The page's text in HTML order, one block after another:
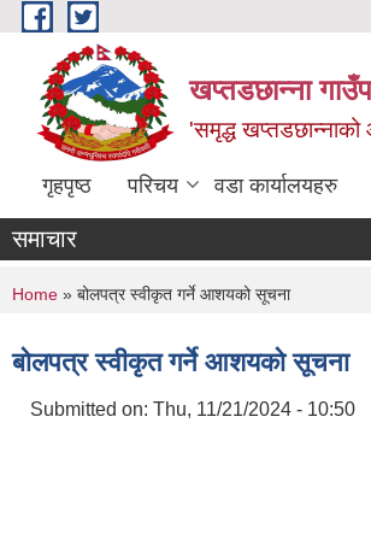
Skip to main content
खप्तडछान्ना
'समृद्ध खप्तडछान्नाको
गृहपृष्ठ परिचय वडा कार्यालयहरु
समाचार
You are here
Home » बोलपत्र स्वीकृत गर्ने आशयको सूचना
बोलपत्र स्वीकृत गर्ने आशयको सूचना
Submitted on: Thu, 11/21/2024 - 10:50